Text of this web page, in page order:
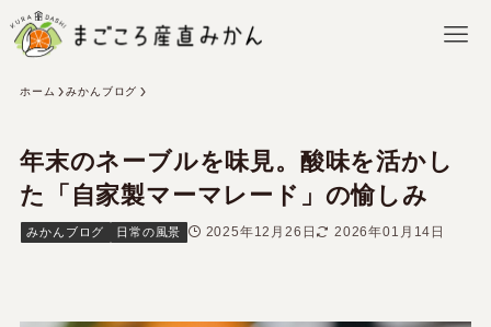
ホーム みかんブログ
年末のネーブルを味見。酸味を活かし
た「自家製マーマレード」の愉しみ
みかんブログ 日常の風景 2025年12月26日 2026年01月14日